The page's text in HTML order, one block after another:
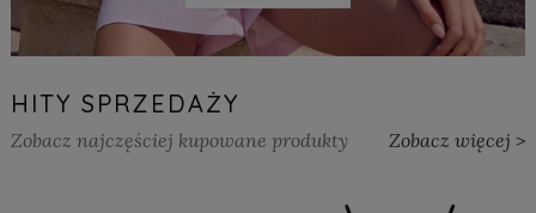
HITY SPRZEDAŻY
Zobacz najczęściej kupowane produkty Zobacz więcej >